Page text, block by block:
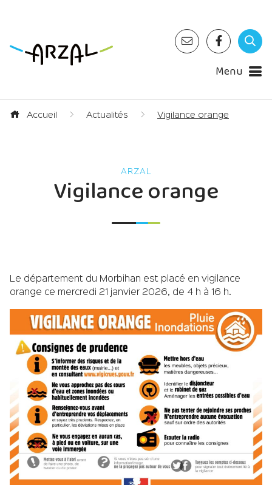
Menu
Accueil Actualités Vigilance orange
Vigilance orange
Le département du Morbihan est placé en vigilance
orange ce mercredi 21 janvier 2026, de 4 h à 16 h.